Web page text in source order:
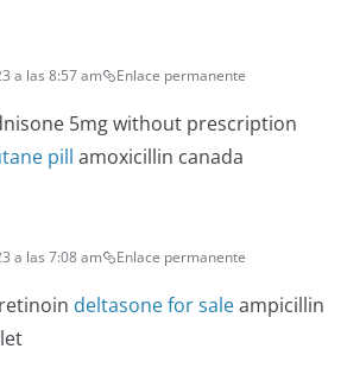
a las 8:57 am Enlace permanente
5mg without prescription
pill amoxicillin canada
a las 7:08 am Enlace permanente
deltasone for saleampicillin